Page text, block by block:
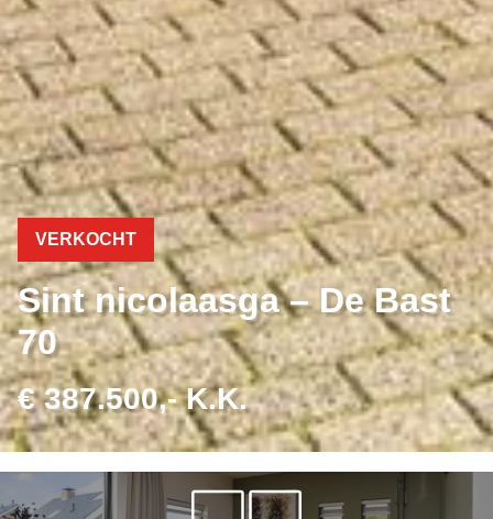
VERKOCHT
Sint nicolaasga – De Bast
70
€ 387.500,- K.K.